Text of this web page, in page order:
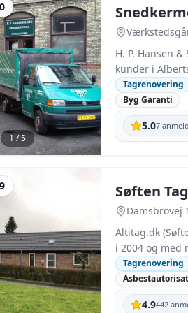
1 /5
H. P. Hansen
kunder i
og drives i dag
af nye tage. Firmaet lægger vægt på at rådgive om materialer og løsninger, så taget bliver tilpasset
husets udtryk
forbedret
H. P. Hansen
Tagrenovering
Byg Garanti
5.07
Søften
Damsbrovej
Altitag.dk
i 2004 og med
arbejder
prisberegning og selve
tagtyper,
kviste,
Tagrenovering
4.9442